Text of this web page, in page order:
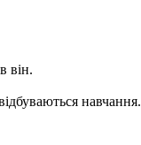
він.
навчання.